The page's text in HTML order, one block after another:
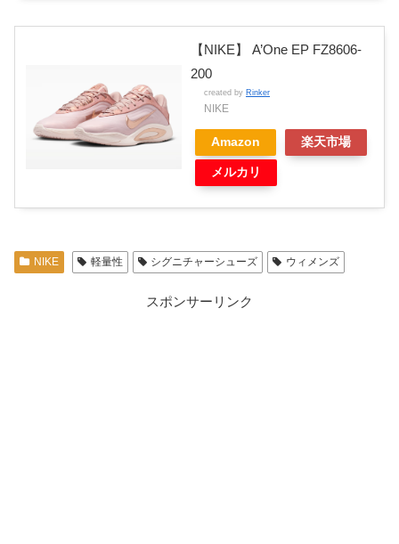
【NIKE】 A’One EP FZ8606-
200
created by Rinker
NIKE
Amazon 楽天市場
メルカリ
NIKE 軽量性 シグニチャーシューズ ウィメンズ
スポンサーリンク